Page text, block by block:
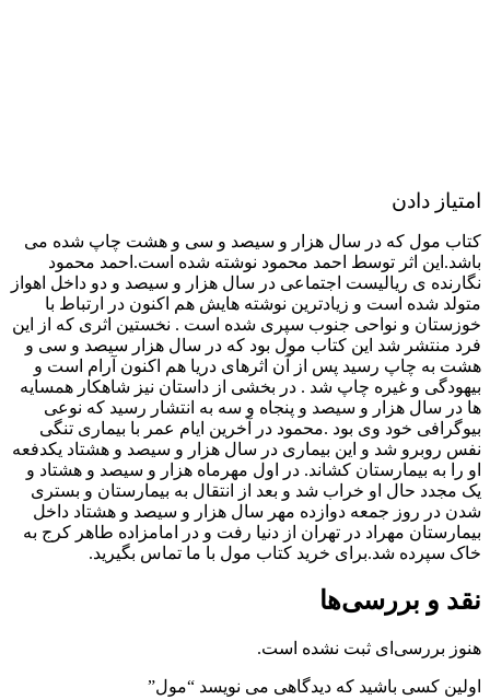
امتیاز دادن
کتاب مول که در سال هزار و سیصد و سی و هشت چاپ شده می
باشد.این اثر توسط احمد محمود نوشته شده است.احمد محمود
نگارنده ی ریالیست اجتماعی در سال هزار و سیصد و دو داخل اهواز
متولد شده است و زیادترین نوشته هایش هم اکنون در ارتباط با
خوزستان و نواحی جنوب سپری شده است . نخستین اثری که از این
فرد منتشر شد این کتاب مول بود که در سال هزار سیصد و سی و
هشت به چاپ رسید پس از آن اثرهای دریا هم اکنون آرام است و
بیهودگی و غیره چاپ شد . در بخشی از داستان نیز شاهکار همسایه
ها در سال هزار و سیصد و پنجاه و سه به انتشار رسید که نوعی
بیوگرافی خود وی بود .محمود در آخرین ایام عمر با بیماری تنگی
نفس روبرو شد و این بیماری در سال هزار و سیصد و هشتاد یکدفعه
او را به بیمارستان کشاند. در اول مهرماه هزار و سیصد و هشتاد و
یک مجدد حال او خراب شد و بعد از انتقال به بیمارستان و بستری
شدن در روز جمعه دوازده مهر سال هزار و سیصد و هشتاد داخل
بیمارستان مهراد در تهران از دنیا رفت و در امامزاده طاهر کرج به
خاک سپرده شد.برای خرید کتاب مول با ما تماس بگیرید.
نقد و بررسی‌ها
هنوز بررسی‌ای ثبت نشده است.
اولین کسی باشید که دیدگاهی می نویسد “مول”